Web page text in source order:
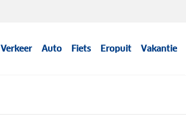
Verkeer Auto Fiets Eropuit Vakantie